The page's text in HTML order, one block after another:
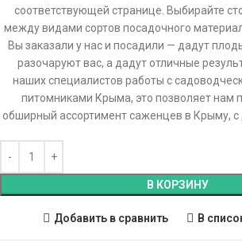
соответствующей странице. Выбирайте
между видами сортов посадочного
Вы заказали у нас и посадили — дадут
разочаруют вас, а дадут отличные
наших специалистов работы с
питомниками Крыма, это позволяет нам
обширный ассортимент саженцев в Крыму, с
В КОРЗИНУ
Добавить в сравнить В